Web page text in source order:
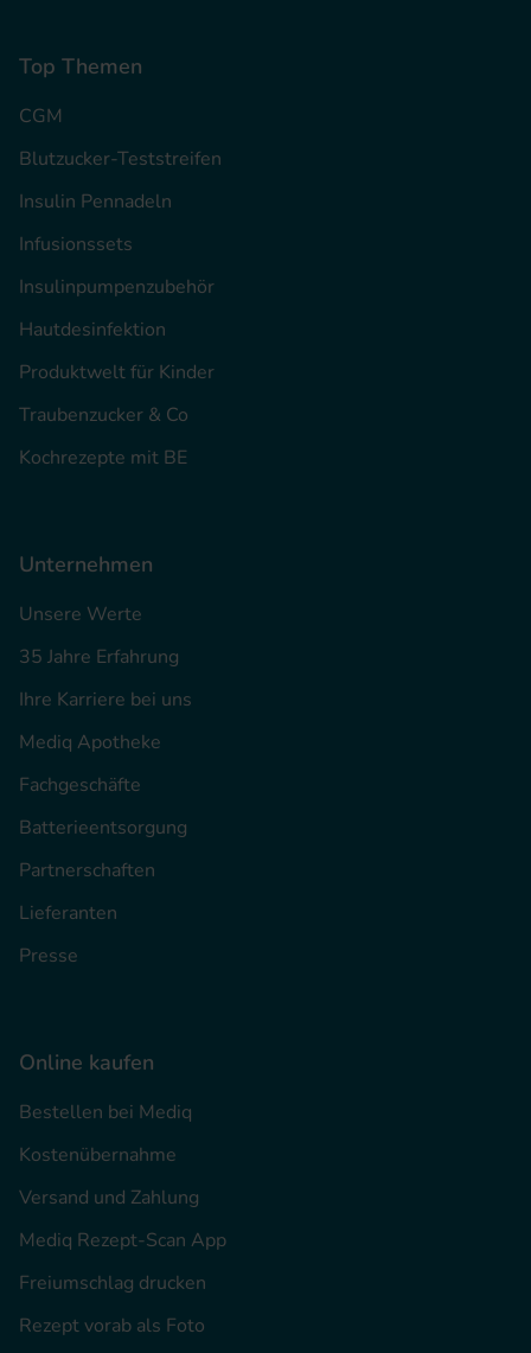
Top Themen
CGM
Blutzucker-Teststreifen
Insulin Pennadeln
Infusionssets
Insulinpumpenzubehör
Hautdesinfektion
Produktwelt für Kinder
Traubenzucker & Co
Kochrezepte mit BE
Unternehmen
Unsere Werte
35 Jahre Erfahrung
Ihre Karriere bei uns
Mediq Apotheke
Fachgeschäfte
Batterieentsorgung
Partnerschaften
Lieferanten
Presse
Online kaufen
Bestellen bei Mediq
Kostenübernahme
Versand und Zahlung
Mediq Rezept-Scan App
Freiumschlag drucken
Rezept vorab als Foto